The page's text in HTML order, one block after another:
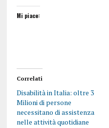
Mi piace:
Correlati
Disabilità in Italia: oltre 3
Milioni di persone
necessitano di assistenza
nelle attività quotidiane